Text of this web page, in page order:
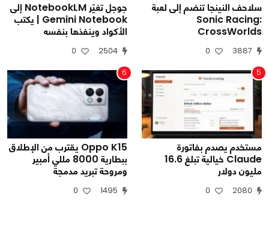
سلاحف النينجا تنضم إلى لعبة
Sonic Racing:
CrossWorlds
3887
0
جوجل تغيّر NotebookLM إلى
Gemini Notebook | يكتب
الأكواد وينفذها بنفسه
2504
0
5
مستخدم يصدم بفاتورة
Claude خيالية تبلغ 16.6
مليون دولار
2080
0
6
Oppo K15 يقترب من الإطلاق
ببطارية 8000 مللي أمبير
ومروحة تبريد مدمجة
1495
0